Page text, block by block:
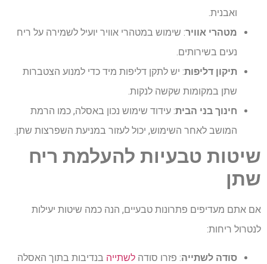
ואבנית.
מטהרי אוויר: שימוש במטהרי אוויר יועיל לשמירה על ריח
נעים בשירותים.
תיקון דליפות: יש לתקן דליפות מיד כדי למנוע הצטברות
שתן במקומות שקשה לנקות.
חינוך בני הבית: עידוד שימוש נכון באסלה, כמו הרמת
המושב לאחר השימוש, יכול לעזור במניעת השפרצות שתן.
שיטות טבעיות להעלמת ריח
שתן
אם אתם מעדיפים פתרונות טבעיים, הנה כמה שיטות יעילות
לנטרול ריחות:
סודה לשתייה: פזרו סודה לשתייה בנדיבות בתוך האסלה